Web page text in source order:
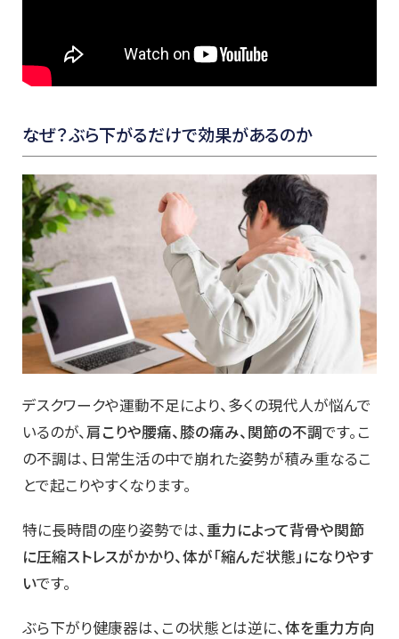
なぜ？ぶら下がるだけで効果があるのか
デスクワークや運動不足により、多くの現代人が悩んで
いるのが、肩こりや腰痛、膝の痛み、関節の不調です。こ
の不調は、日常生活の中で崩れた姿勢が積み重なるこ
とで起こりやすくなります。
特に長時間の座り姿勢では、重力によって背骨や関節
に圧縮ストレスがかかり、体が「縮んだ状態」になりやす
いです。
ぶら下がり健康器は、この状態とは逆に、体を重力方向